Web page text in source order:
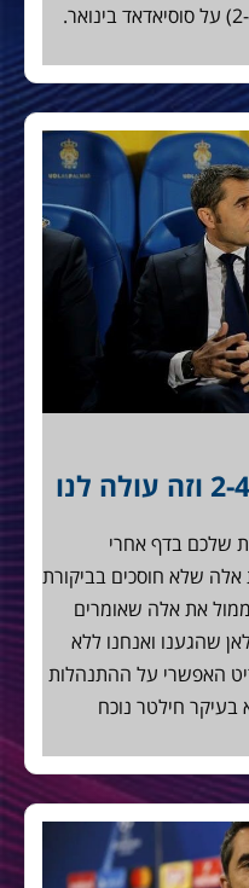
מהקווים היה המהפך המשובח (2-4) על סוסיאדאד בינואר.
שלכם בדף אחרי
שלא חוסכים בביקורת
את אלה שאומרים
שהגענו ואנחנו ללא
האפשרי על ההתנהלות
חילטר נוכח